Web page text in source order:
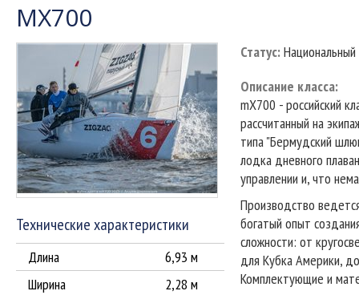
MX700
Технические характеристики
Длина
6,93 м
Ширина
2,28 м
Статус:Национальный
Описание класса:
mX700 - российский
рассчитанный на
типа "Бермудский
лодка дневного
управлении и, что
Производство
богатый опыт
сложности: от
для Кубка Америки,
Комплектующие и